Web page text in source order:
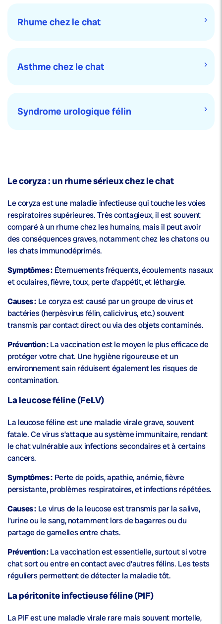
Rhume chez le chat
Asthme chez le chat
Syndrome urologique félin
Le coryza : un rhume sérieux chez le chat
Le coryza est une maladie infectieuse qui touche les voies
respiratoires supérieures. Très contagieux, il est souvent
comparé à un rhume chez les humains, mais il peut avoir
des conséquences graves, notamment chez les chatons ou
les chats immunodéprimés.
Symptômes : Éternuements fréquents, écoulements nasaux
et oculaires, fièvre, toux, perte d’appétit, et léthargie.
Causes : Le coryza est causé par un groupe de virus et
bactéries (herpèsvirus félin, calicivirus, etc.) souvent
transmis par contact direct ou via des objets contaminés.
Prévention :La vaccination est le moyen le plus efficace de
protéger votre chat. Une hygiène rigoureuse et un
environnement sain réduisent également les risques de
contamination.
La leucose féline (FeLV)
La leucose féline est une maladie virale grave, souvent
fatale. Ce virus s’attaque au système immunitaire, rendant
le chat vulnérable aux infections secondaires et à certains
cancers.
Symptômes : Perte de poids, apathie, anémie, fièvre
persistante, problèmes respiratoires, et infections répétées.
Causes : Le virus de la leucose est transmis par la salive,
l’urine ou le sang, notamment lors de bagarres ou du
partage de gamelles entre chats.
Prévention :La vaccination est essentielle, surtout si votre
chat sort ou entre en contact avec d’autres félins. Les tests
réguliers permettent de détecter la maladie tôt.
La péritonite infectieuse féline (PIF)
La PIF est une maladie virale rare mais souvent mortelle,